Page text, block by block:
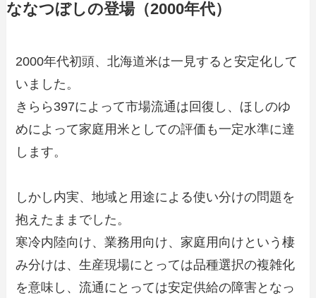
ななつぼしの登場（2000年代）
2000年代初頭、北海道米は一見すると安定化して
いました。
きらら397によって市場流通は回復し、ほしのゆ
めによって家庭用米としての評価も一定水準に達
します。
しかし内実、地域と用途による使い分けの問題を
抱えたままでした。
寒冷内陸向け、業務用向け、家庭用向けという棲
み分けは、生産現場にとっては品種選択の複雑化
を意味し、流通にとっては安定供給の障害となっ